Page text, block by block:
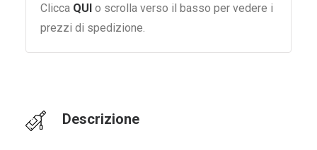
Clicca QUI o scrolla verso il basso per vedere i
prezzi di spedizione.
Descrizione